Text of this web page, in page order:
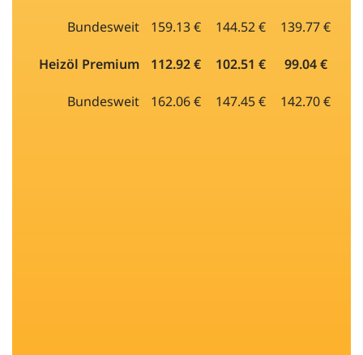
Bundesweit 159.13 € 144.52 € 139.77 €
Heizöl Premium 112.92 € 102.51 € 99.04 €
Bundesweit 162.06 € 147.45 € 142.70 €